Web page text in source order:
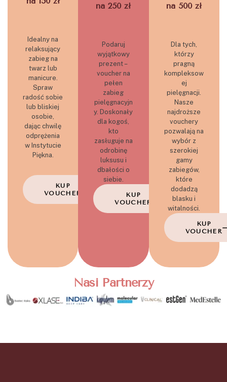
Idealny na
relaksujący
zabieg na
twarz lub
manicure.
Spraw
radość sobie
lub bliskiej
osobie,
dając chwilę
odprężenia
w Instytucie
Piękna.
KUP
VOUCHER
na 250 zł
Podaruj
wyjątkowy
prezent –
voucher na
pełen
zabieg
pielęgnacyjn
y. Doskonały
dla kogoś,
kto
zasługuje na
odrobinę
luksusu i
dbałości o
siebie.
KUP
VOUCHER
na 500 zł
Dla tych,
którzy
pragną
kompleksow
ej
pielęgnacji.
Nasze
najdroższe
vouchery
pozwalają na
wybór z
szerokiej
gamy
zabiegów,
które
dodadzą
blasku i
witalności.
KUP
VOUCHER
Nasi Partnerzy